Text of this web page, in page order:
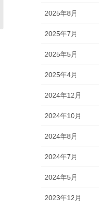
2025年8月
2025年7月
2025年5月
2025年4月
2024年12月
2024年10月
2024年8月
2024年7月
2024年5月
2023年12月